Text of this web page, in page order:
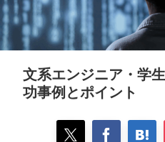
文系エンジニア・学
功事例とポイント